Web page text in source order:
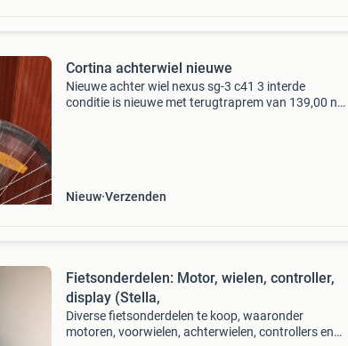
Cortina achterwiel nieuwe
Nieuwe achter wiel nexus sg-3 c41 3 interde
conditie is nieuwe met terugtraprem van 139,00 nu
Nieuw Verzenden
Fietsonderdelen: Motor, wielen, controller,
display (Stella,
Diverse fietsonderdelen te koop, waaronder
motoren, voorwielen, achterwielen, controllers en